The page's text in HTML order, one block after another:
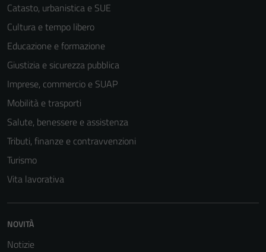
Catasto, urbanistica e SUE
Cultura e tempo libero
Educazione e formazione
Giustizia e sicurezza pubblica
Imprese, commercio e SUAP
Mobilità e trasporti
Salute, benessere e assistenza
Tributi, finanze e contravvenzioni
Turismo
Vita lavorativa
NOVITÀ
Notizie